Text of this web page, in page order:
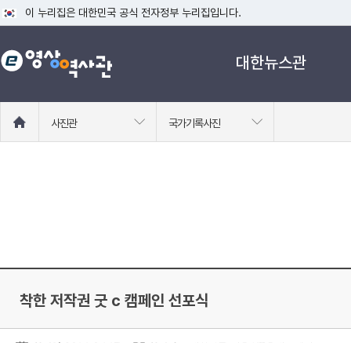
이 누리집은 대한민국 공식 전자정부 누리집입니다.
공식 누리집 주소 확인하기
go.kr 주소를 사용하는 누리집은 대한민국 정부기관이 관리하는 누리집입니
대한뉴스관
로
사진관 국가기록사진
착한 저작권 굿 c 캠페인 선포식